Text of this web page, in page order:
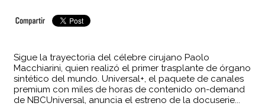
Sigue la trayectoria del célebre cirujano Paolo
Macchiarini, quien realizó el primer trasplante de órgano
sintético del mundo. Universal+, el paquete de canales
premium con miles de horas de contenido on-demand
de NBCUniversal, anuncia el estreno de la docuserie...